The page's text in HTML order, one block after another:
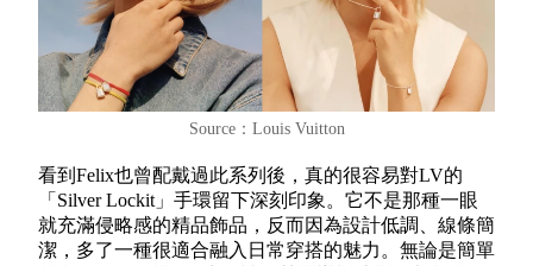
Source：Louis Vuitton
看到Felix也曾配戴過此系列後，真的很容易對LV的
「Silver Lockit」手環留下深刻印象。它不是那種一眼
就充滿侵略感的精品飾品，反而因為設計低調、線條簡
潔，多了一種很適合融入日常穿搭的魅力。無論是簡單